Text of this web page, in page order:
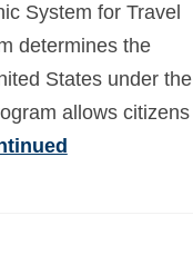
System for Travel
determines the
States under the
allows citizens